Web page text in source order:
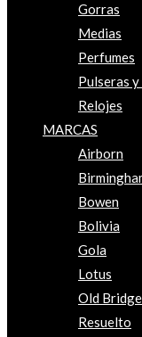
Gorras
Medias
Perfumes
Pulseras
Relojes
MARCAS
Airborn
Bowen
Bolivia
Gola
Lotus
Old Bridge
Resuelto